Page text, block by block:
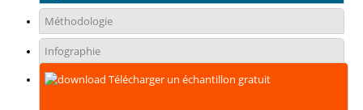
Méthodologie
Infographie
Télécharger un échantillon gratuit